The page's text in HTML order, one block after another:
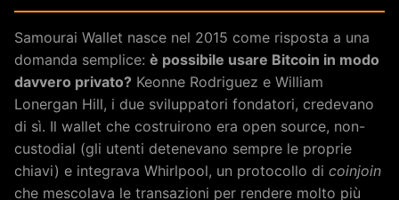
Samourai Wallet nasce nel 2015 come risposta a una
domanda semplice: è possibile usare Bitcoin in modo
davvero privato? Keonne Rodriguez e William
Lonergan Hill, i due sviluppatori fondatori, credevano
di sì. Il wallet che costruirono era open source, non-
custodial (gli utenti detenevano sempre le proprie
chiavi) e integrava Whirlpool, un protocollo di coinjoin
che mescolava le transazioni per rendere molto più